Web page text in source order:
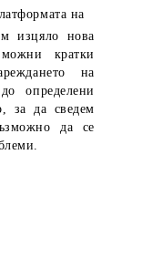
на
изцяло нова
кратки
на
определени
за да сведем
да се